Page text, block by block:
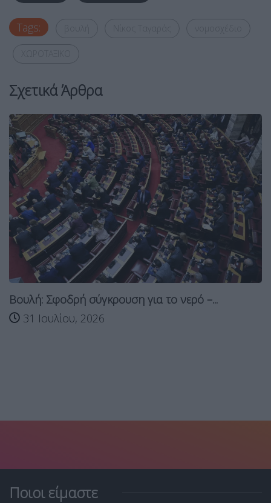
Tags:
Σχετικά Άρθρα
Βουλή: Σφοδρή σύγκρουση για το νερό –...
31 Ιουλίου, 2026
Ποιοι είμαστε